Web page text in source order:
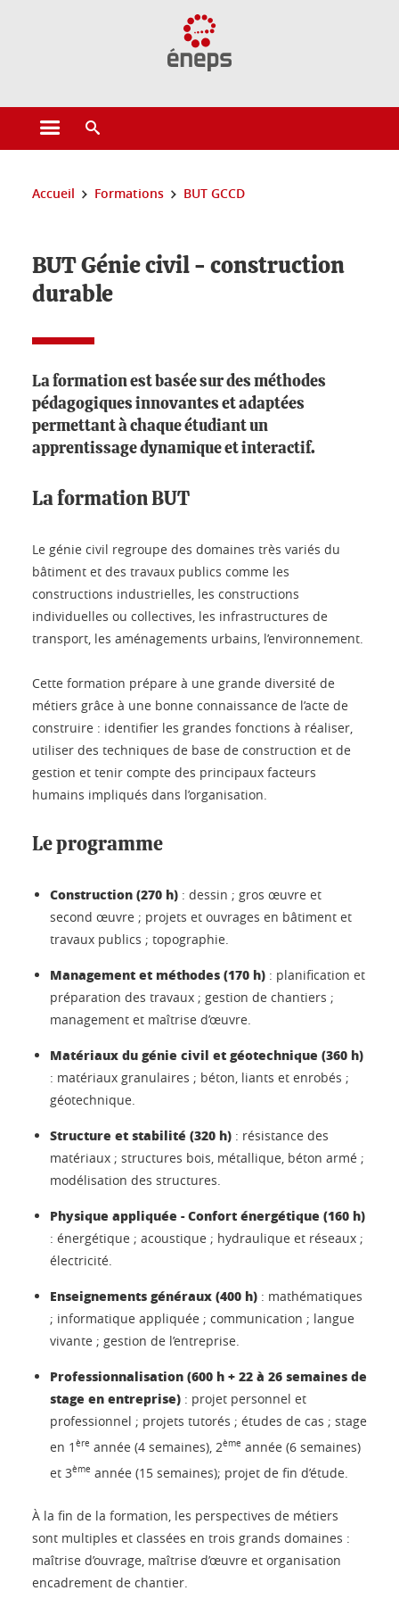
Ouvrir le menu principal
Vous êtes ici :
Accueil Formations BUT GCCD
BUT Génie civil - construction
durable
La formation est basée sur des méthodes
pédagogiques innovantes et adaptées
permettant à chaque étudiant un
apprentissage dynamique et interactif.
La formation BUT
Le génie civil regroupe des domaines très variés du
bâtiment et des travaux publics comme les
constructions industrielles, les constructions
individuelles ou collectives, les infrastructures de
transport, les aménagements urbains, l’environnement.
Cette formation prépare à une grande diversité de
métiers grâce à une bonne connaissance de l’acte de
construire : identifier les grandes fonctions à réaliser,
utiliser des techniques de base de construction et de
gestion et tenir compte des principaux facteurs
humains impliqués dans l’organisation.
Le programme
Construction (270 h) : dessin ; gros œuvre et
second œuvre ; projets et ouvrages en bâtiment et
travaux publics ; topographie.
Management et méthodes (170 h) : planification et
préparation des travaux ; gestion de chantiers ;
management et maîtrise d’œuvre.
Matériaux du génie civil et géotechnique (360 h)
: matériaux granulaires ; béton, liants et enrobés ;
géotechnique.
Structure et stabilité (320 h) : résistance des
matériaux ; structures bois, métallique, béton armé ;
modélisation des structures.
Physique appliquée - Confort énergétique (160 h)
: énergétique ; acoustique ; hydraulique et réseaux ;
électricité.
Enseignements généraux (400 h) : mathématiques
; informatique appliquée ; communication ; langue
vivante ; gestion de l’entreprise.
Professionnalisation (600 h + 22 à 26 semaines de
stage en entreprise) : projet personnel et
professionnel ; projets tutorés ; études de cas ; stage
en 1 ère année (4 semaines), 2ème année (6 semaines)
et 3ème année (15 semaines); projet de fin d’étude.
À la fin de la formation, les perspectives de métiers
sont multiples et classées en trois grands domaines :
maîtrise d’ouvrage, maîtrise d’œuvre et organisation
encadrement de chantier.